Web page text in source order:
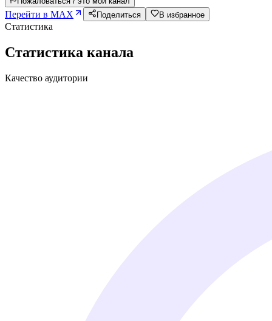
Перейти в MAX Поделиться В избранное
Статистика
Статистика канала
Качество аудитории